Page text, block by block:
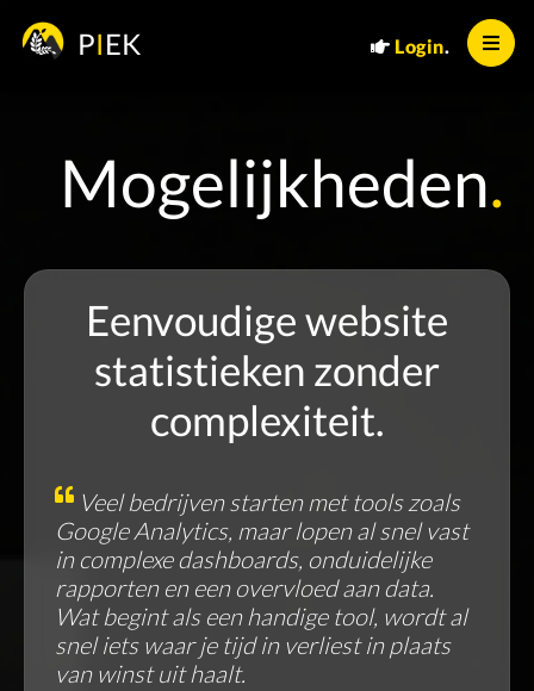
PIEK Login.
Mogelijkheden.
Eenvoudige website
statistieken zonder
complexiteit.
Veel bedrijven starten met tools zoals
Google Analytics, maar lopen al snel vast
in complexe dashboards, onduidelijke
rapporten en een overvloed aan data.
Wat begint als een handige tool, wordt al
snel iets waar je tijd in verliest in plaats
van winst uit haalt.